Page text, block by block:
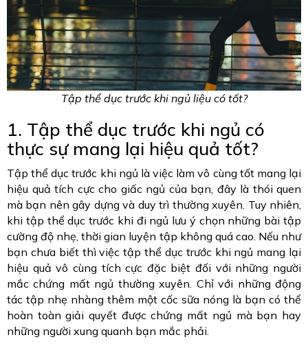
Tập thể dục trước khi ngủ liệu có tốt?
1. Tập thể dục trước khi ngủ có
thực sự mang lại hiệu quả tốt?
Tập thể dục trước khi ngủ là việc làm vô cùng tốt mang lại
hiệu quả tích cực cho giấc ngủ của bạn, đây là thói quen
mà bạn nên gây dựng và duy trì thường xuyên. Tuy nhiên,
khi tập thể dục trước khi đi ngủ lưu ý chọn những bài tập
cường độ nhẹ, thời gian luyện tập không quá cao. Nếu như
bạn chưa biết thì việc tập thể dục trước khi ngủ mang lại
hiệu quả vô cùng tích cực đặc biệt đối với những người
mắc chứng mất ngủ thường xuyên. Chỉ với những động
tác tập nhẹ nhàng thêm một cốc sữa nóng là bạn có thể
hoàn toàn giải quyết được chứng mất ngủ mà bạn hay
những người xung quanh bạn mắc phải.